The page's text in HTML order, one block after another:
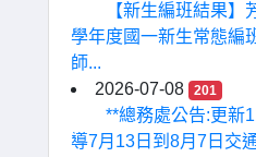
【新生編班結果】
學年度國一新生常態編
師...
2026-07-08
201
**總務處公告:更新
導7月13日到8月7日交